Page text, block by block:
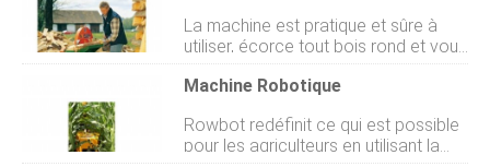
pratiques pour gratter la neige et
même niveler les gravillons sur votre
jardin ! Cette machine est très
populaire dans les fermes et les
superficies. Le SUPREME LAND-
LEVELLER est une machine dont
votre ferme ou votre superficie a
La machine est pratique et sûre à
utiliser, écorce tout bois rond et vous
aide à le préparer pour lusage prévu.
Cette machine, qui a naturellement
POSCH, est idéal pour les petits
projets. Les différents types de
Machine Robotique
Rowbot redéfinit ce qui est possible
pour les agriculteurs en utilisant la